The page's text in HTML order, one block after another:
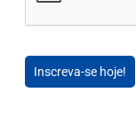
Inscreva-se hoje!